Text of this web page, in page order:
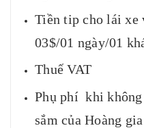
Tiền tip cho lái xe
03$/01 ngày/01
Thuế VAT
Phụ phí khi không
sắm của Hoàng